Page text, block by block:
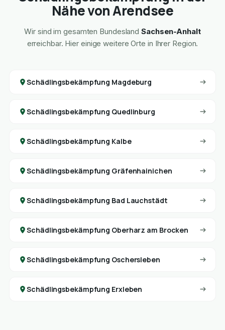
Nähe von Arendsee
Wir sind im gesamten BundeslandSachsen-Anhalt
erreichbar. Hier einige weitere Orte in Ihrer Region.
Schädlingsbekämpfung Magdeburg
Schädlingsbekämpfung Quedlinburg
Schädlingsbekämpfung Kalbe
Schädlingsbekämpfung Gräfenhainichen
Schädlingsbekämpfung Bad Lauchstädt
Schädlingsbekämpfung Oberharz am Brocken
Schädlingsbekämpfung Oschersleben
Schädlingsbekämpfung Erxleben